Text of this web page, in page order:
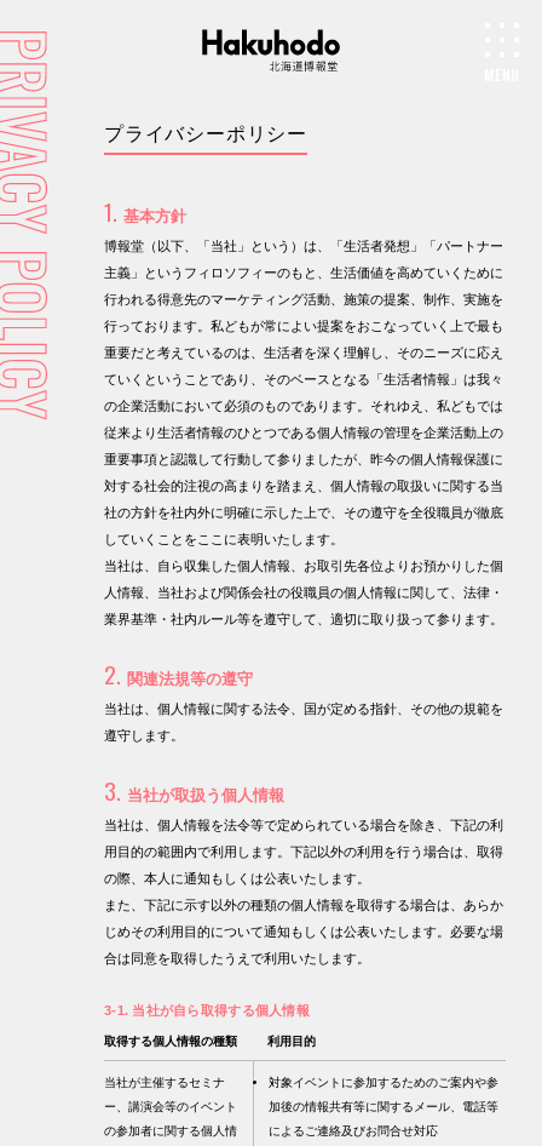
プライバシーポリシー
1. 基本方針
博報堂（以下、「当社」という）は、「生活者発想」「パートナー
主義」というフィロソフィーのもと、生活価値を高めていくために
行われる得意先のマーケティング活動、施策の提案、制作、実施を
行っております。私どもが常によい提案をおこなっていく上で最も
重要だと考えているのは、生活者を深く理解し、そのニーズに応え
ていくということであり、そのベースとなる「生活者情報」は我々
の企業活動において必須のものであります。それゆえ、私どもでは
従来より生活者情報のひとつである個人情報の管理を企業活動上の
重要事項と認識して行動して参りましたが、昨今の個人情報保護に
対する社会的注視の高まりを踏まえ、個人情報の取扱いに関する当
社の方針を社内外に明確に示した上で、その遵守を全役職員が徹底
していくことをここに表明いたします。
当社は、自ら収集した個人情報、お取引先各位よりお預かりした個
人情報、当社および関係会社の役職員の個人情報に関して、法律・
業界基準・社内ルール等を遵守して、適切に取り扱って参ります。
2. 関連法規等の遵守
当社は、個人情報に関する法令、国が定める指針、その他の規範を
遵守します。
3. 当社が取扱う個人情報
当社は、個人情報を法令等で定められている場合を除き、下記の利
用目的の範囲内で利用します。下記以外の利用を行う場合は、取得
の際、本人に通知もしくは公表いたします。
また、下記に示す以外の種類の個人情報を取得する場合は、あらか
じめその利用目的について通知もしくは公表いたします。必要な場
合は同意を取得したうえで利用いたします。
3-1. 当社が自ら取得する個人情報
取得する個人情報の種類 利用目的
当社が主催するセミナ
ー、講演会等のイベント
の参加者に関する個人情
対象イベントに参加するためのご案内や参
加後の情報共有等に関するメール、電話等
によるご連絡及びお問合せ対応